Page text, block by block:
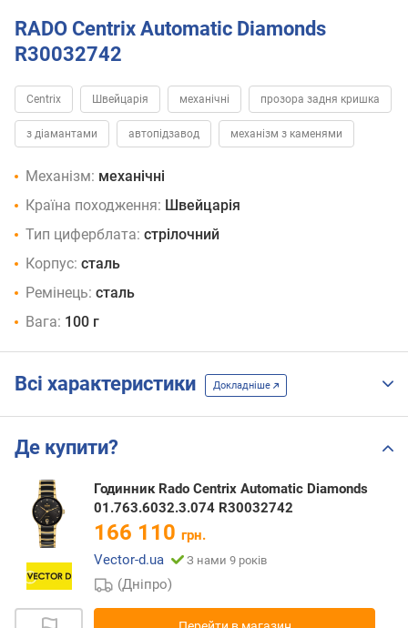
RADO Centrix Automatic Diamonds
R30032742
Centrix Швейцарія механічні прозора задня кришка
з діамантами автопідзавод механізм з каменями
Механізм: механічні
Країна походження: Швейцарія
Тип циферблата: стрілочний
Корпус: сталь
Ремінець: сталь
Вага: 100 г
Всі характеристики Докладніше
Де купити?
Годинник Rado Centrix Automatic Diamonds
01.763.6032.3.074 R30032742
166 110 грн.
Vector-d.ua
З нами 9 років
(Дніпро)